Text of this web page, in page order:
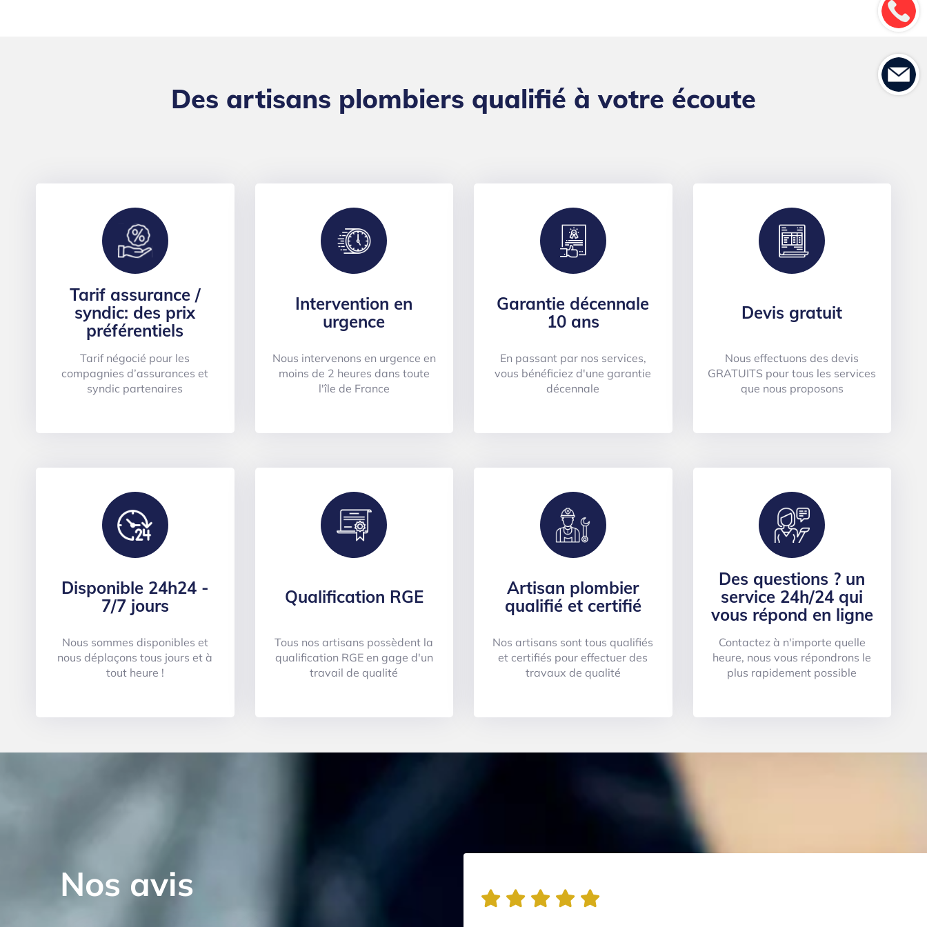
Des artisans plombiers qualifié à votre écoute
Tarif assurance /
syndic: des prix
préférentiels
Tarif négocié pour les
compagnies d’assurances et
syndic partenaires
Intervention en
urgence
Nous intervenons en urgence en
moins de 2 heures dans toute
l'île de France
Garantie décennale
10 ans
En passant par nos services,
vous bénéficiez d'une garantie
décennale
Devis gratuit
Nous effectuons des devis
GRATUITS pour tous les services
que nous proposons
Disponible 24h24 -
7/7 jours
Nous sommes disponibles et
nous déplaçons tous jours et à
tout heure !
Qualification RGE
Tous nos artisans possèdent la
qualification RGE en gage d'un
travail de qualité
Artisan plombier
qualifié et certifié
Nos artisans sont tous qualifiés
et certifiés pour effectuer des
travaux de qualité
Des questions ? un
service 24h/24 qui
vous répond en ligne
Contactez à n'importe quelle
heure, nous vous répondrons le
plus rapidement possible
Nos avis